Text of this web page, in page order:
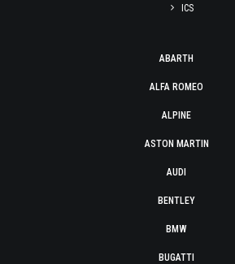
ICS
ABARTH
ALFA ROMEO
ALPINE
ASTON MARTIN
AUDI
BENTLEY
BMW
BUGATTI